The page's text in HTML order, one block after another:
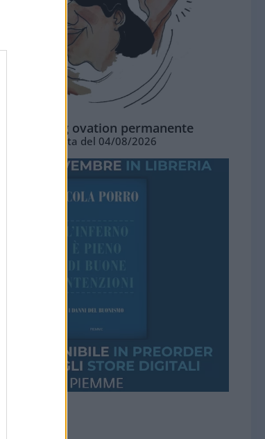
La standing ovation permanente
Vignetta del 04/08/2026